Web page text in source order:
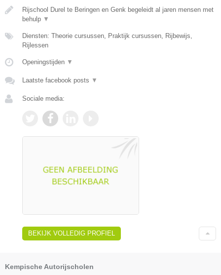
Rijschool Durel te Beringen en Genk begeleidt al jaren mensen met
behulp ▼
Diensten: Theorie cursussen, Praktijk cursussen, Rijbewijs,
Rijlessen
Openingstijden ▼
Laatste facebook posts ▼
Sociale media:
BEKIJK VOLLEDIG PROFIEL
Kempische Autorijscholen